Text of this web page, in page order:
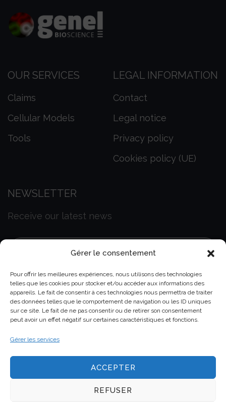
Gérer le consentement
Pour offrir les meilleures expériences, nous utilisons des technologies
telles que les cookies pour stocker et/ou accéder aux informations des
appareils. Le fait de consentir à ces technologies nous permettra de traiter
des données telles que le comportement de navigation ou les ID uniques
sur ce site. Le fait de ne pas consentir ou de retirer son consentement
peut avoir un effet négatif sur certaines caractéristiques et fonctions.
Gérer les services
ACCEPTER
REFUSER
OUR SERVICES
Claims
Cellular Models
Tools
LEGAL INFORMATION
Contact
Legal notice
Privacy policy
Cookies policy (UE)
NEWSLETTER
Receive our latest news
GDPR
Read and accept our data privacy
policy
Copyright © 2025 Genel All rights reserved.